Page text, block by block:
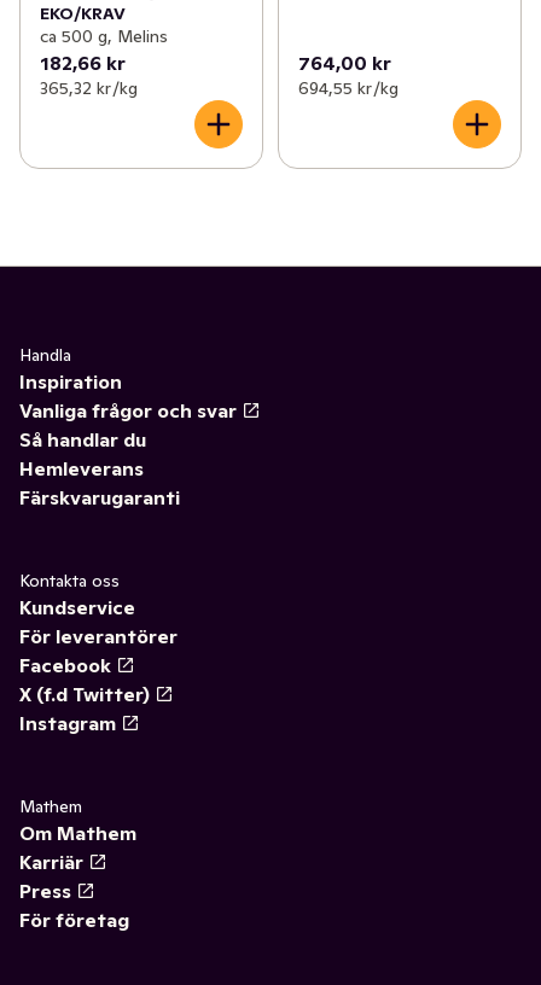
EKO/KRAV
ca 500 g, Melins
182,66 kr
365,32 kr /kg
764,00 kr
694,55 kr /kg
Handla
Inspiration
Vanliga frågor och svar
Så handlar du
Hemleverans
Färskvarugaranti
Kontakta oss
Kundservice
För leverantörer
Facebook
X (f.d Twitter)
Instagram
Mathem
Om Mathem
Karriär
Press
För företag